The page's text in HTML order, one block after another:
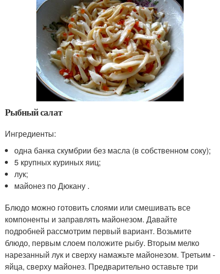
Рыбный салат
Ингредиенты:
одна банка скумбрии без масла (в собственном соку);
5 крупных куриных яиц;
лук;
майонез по Дюкану .
Блюдо можно готовить слоями или смешивать все
компоненты и заправлять майонезом. Давайте
подробней рассмотрим первый вариант. Возьмите
блюдо, первым слоем положите рыбу. Вторым мелко
нарезанный лук и сверху намажьте майонезом. Третьим -
яйца, сверху майонез. Предварительно оставьте три